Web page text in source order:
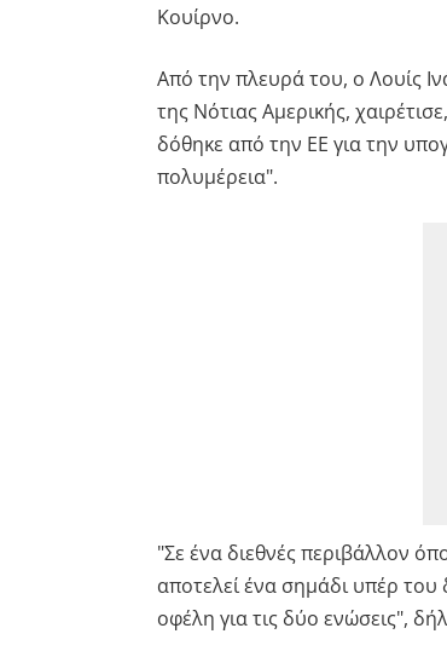
Κουίρνο.
Από την πλευρά του, ο Λουίς
της Νότιας Αμερικής,
δόθηκε από την ΕΕ για την
πολυμέρεια".
"Σε ένα διεθνές περιβάλλον
αποτελεί ένα σημάδι υπέρ
οφέλη για τις δύο ενώσεις",